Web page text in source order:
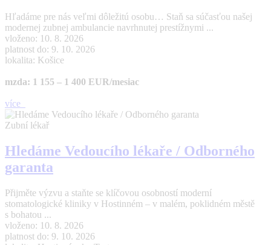
Hľadáme pre nás veľmi dôležitú osobu… Staň sa súčasťou našej
modernej zubnej ambulancie navrhnutej prestížnymi ...
vloženo: 10. 8. 2026
platnost do: 9. 10. 2026
lokalita: Košice
mzda: 1 155 – 1 400 EUR/mesiac
více
Zubní lékař
Hledáme Vedoucího lékaře / Odborného
garanta
Přijměte výzvu a staňte se klíčovou osobností moderní
stomatologické kliniky v Hostinném – v malém, poklidném městě
s bohatou ...
vloženo: 10. 8. 2026
platnost do: 9. 10. 2026